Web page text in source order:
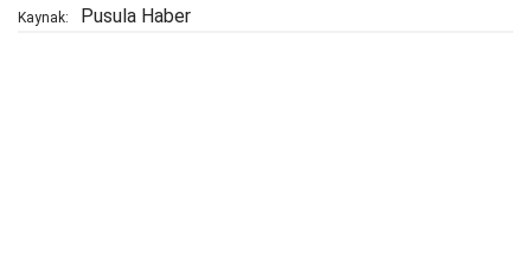
Kaynak: Pusula Haber